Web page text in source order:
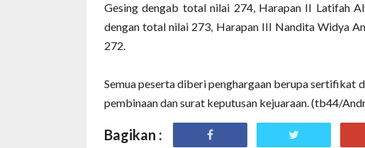
Gesing dengab total nilai 274, Harapan II Latifah
dengan total nilai 273, Harapan III Nandita Widya
272.
Semua peserta diberi penghargaan berupa sertifikat
pembinaan dan surat keputusan kejuaraan. (tb44/
Bagikan :